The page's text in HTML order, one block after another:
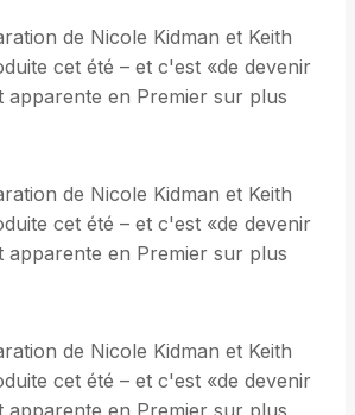
de Nicole Kidman et Keith
cet été – et c'est «de devenir
apparente en Premier sur plus
de Nicole Kidman et Keith
cet été – et c'est «de devenir
apparente en Premier sur plus
de Nicole Kidman et Keith
cet été – et c'est «de devenir